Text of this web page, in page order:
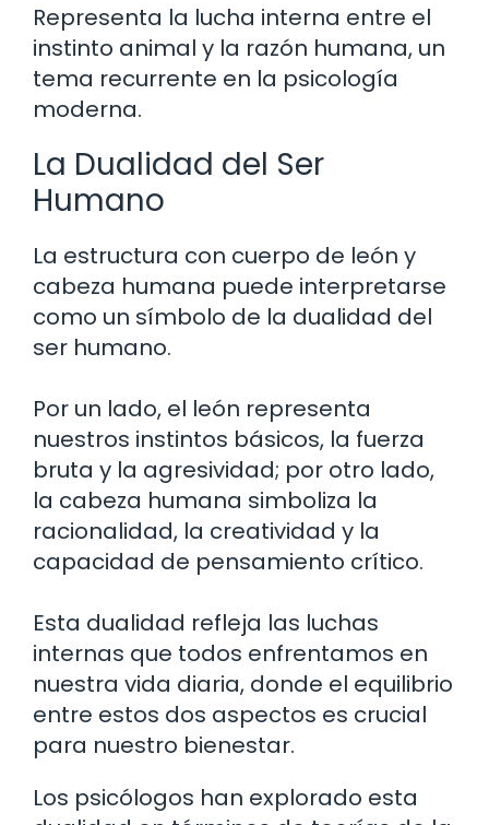
Representa la lucha interna entre el
instinto animal y la razón humana, un
tema recurrente en la psicología
moderna.
La Dualidad del Ser
Humano
La estructura con cuerpo de león y
cabeza humana puede interpretarse
como un símbolo de la dualidad del
ser humano.
Por un lado, el león representa
nuestros instintos básicos, la fuerza
bruta y la agresividad; por otro lado,
la cabeza humana simboliza la
racionalidad, la creatividad y la
capacidad de pensamiento crítico.
Esta dualidad refleja las luchas
internas que todos enfrentamos en
nuestra vida diaria, donde el equilibrio
entre estos dos aspectos es crucial
para nuestro bienestar.
Los psicólogos han explorado esta